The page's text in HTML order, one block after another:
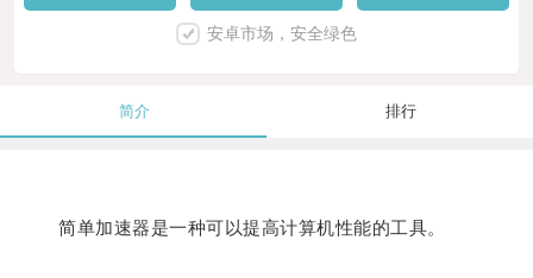
安卓市场，安全绿色
简介 排行
简单加速器是一种可以提高计算机性能的工具。